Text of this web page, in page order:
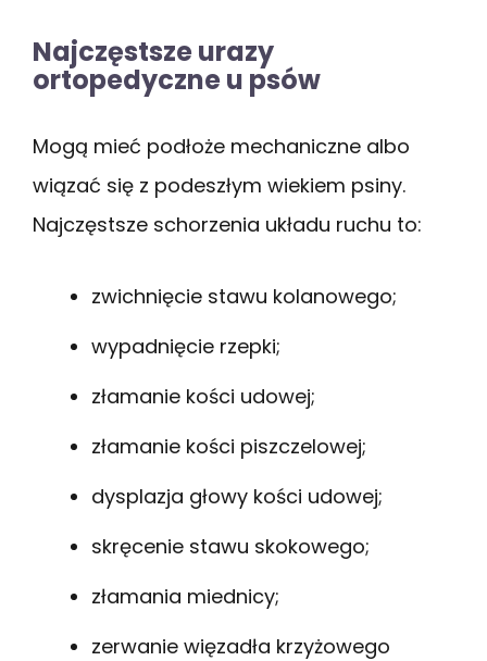
Najczęstsze urazy
ortopedyczne u psów
Mogą mieć podłoże mechaniczne albo
wiązać się z podeszłym wiekiem psiny.
Najczęstsze schorzenia układu ruchu to:
zwichnięcie stawu kolanowego;
wypadnięcie rzepki;
złamanie kości udowej;
złamanie kości piszczelowej;
dysplazja głowy kości udowej;
skręcenie stawu skokowego;
złamania miednicy;
zerwanie więzadła krzyżowego